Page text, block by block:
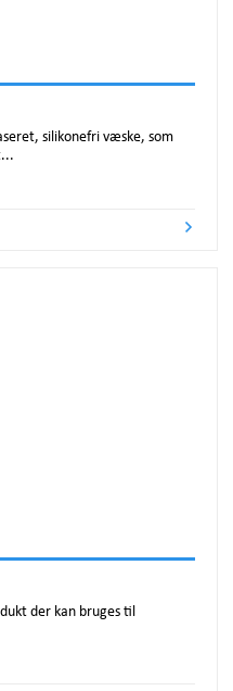
silikonefri væske, som
der kan bruges til